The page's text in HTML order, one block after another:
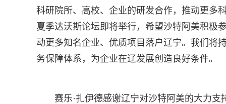
科研院所、高校、企业的研发合作，推动更多
夏季达沃斯论坛即将举行，希望沙特阿美积极
动更多知名企业、优质项目落户辽宁。我们将
务保障体系，为企业在辽发展创造良好条件。
赛乐·扎伊德感谢辽宁对沙特阿美的大力